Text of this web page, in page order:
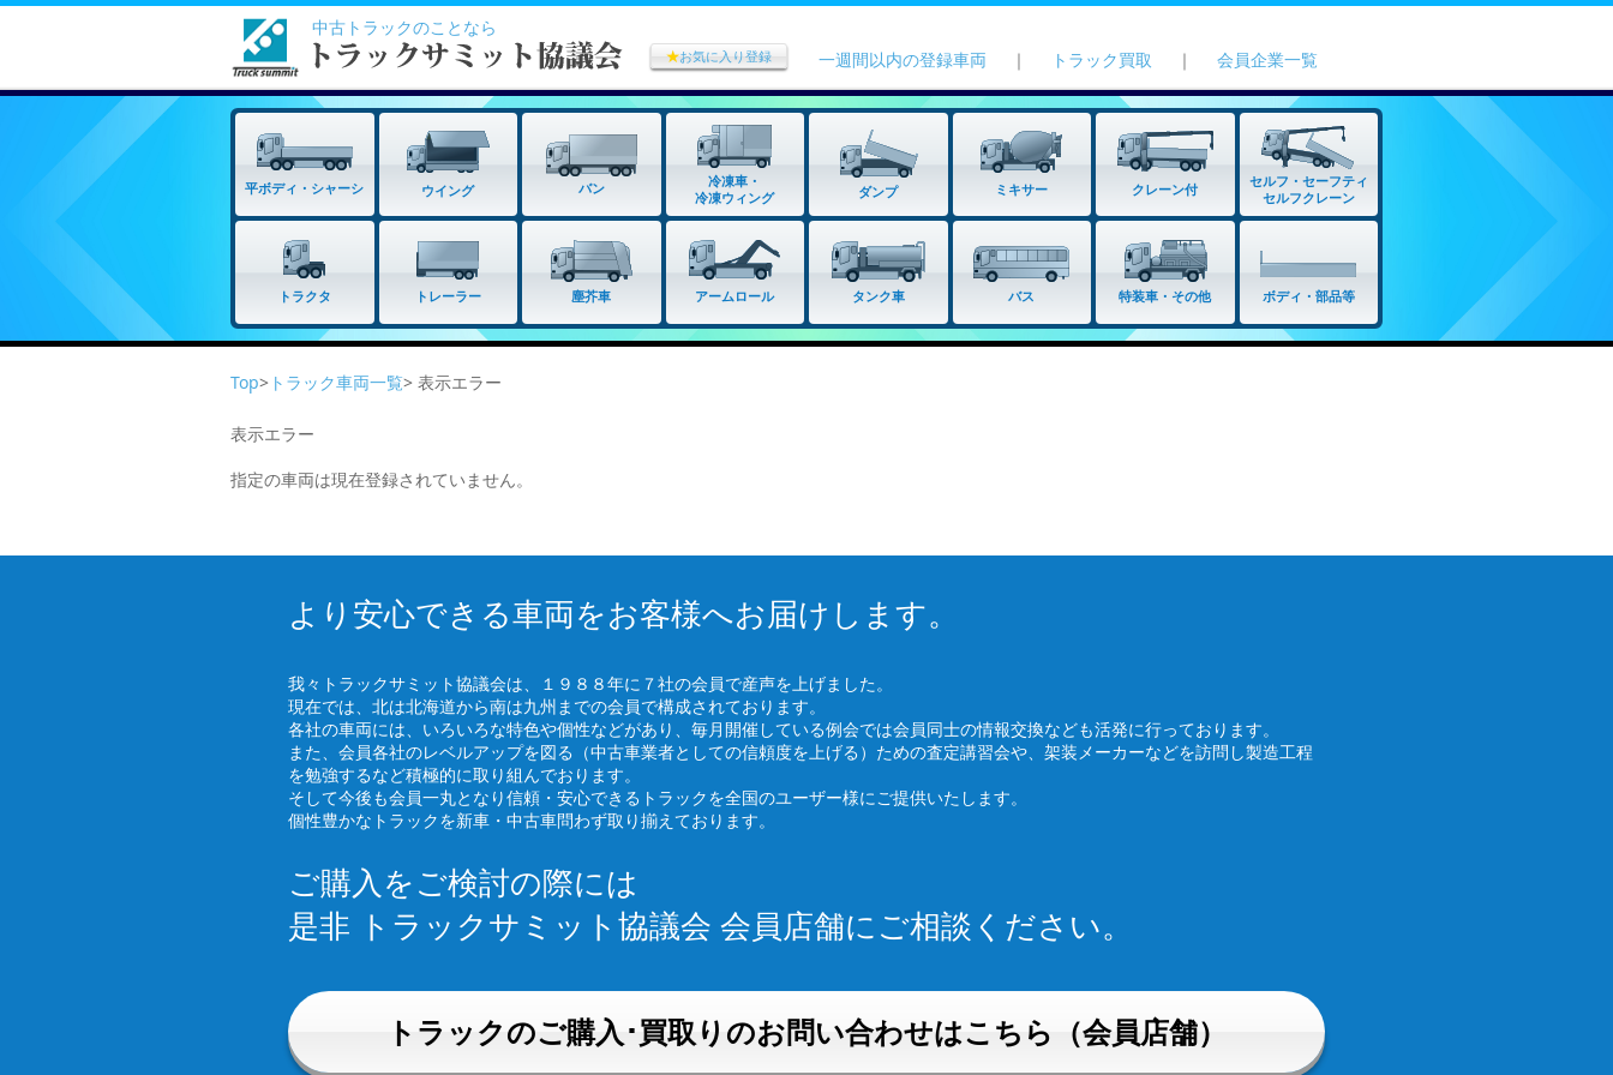
中古トラックのことなら
★お気に入り登録 一週間以内の登録車両 ｜ トラック買取 ｜ 会員企業一覧
平ボディ・シャーシ ウイング バン
冷凍車・
冷凍ウィング
ダンプ ミキサー クレーン付
セルフ・セーフティ
セルフクレーン
トラクタ トレーラー 塵芥車 アームロール タンク車 バス 特装車・その他 ボディ・部品等
Top> トラック車両一覧> 表示エラー
表示エラー
指定の車両は現在登録されていません。
より安心できる車両をお客様へお届けします。
我々トラックサミット協議会は、１９８８年に７社の会員で産声を上げました。
現在では、北は北海道から南は九州までの会員で構成されております。
各社の車両には、いろいろな特色や個性などがあり、毎月開催している例会では会員同士の情報交換なども活発に行っております。
また、会員各社のレベルアップを図る（中古車業者としての信頼度を上げる）ための査定講習会や、架装メーカーなどを訪問し製造工程
を勉強するなど積極的に取り組んでおります。
そして今後も会員一丸となり信頼・安心できるトラックを全国のユーザー様にご提供いたします。
個性豊かなトラックを新車・中古車問わず取り揃えております。
ご購入をご検討の際には
是非 トラックサミット協議会 会員店舗にご相談ください。
トラックのご購入･買取りのお問い合わせはこちら（会員店舗）